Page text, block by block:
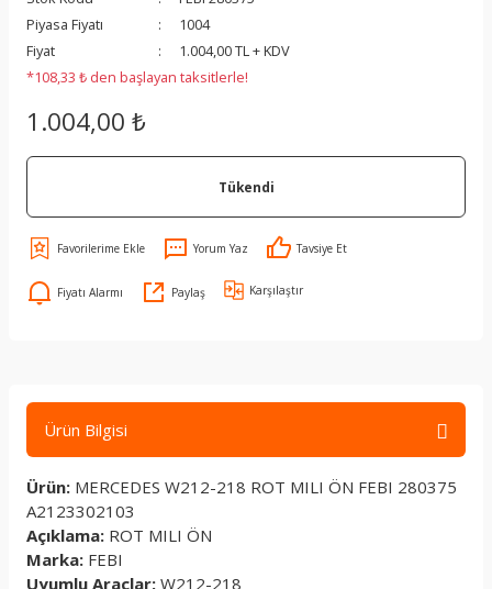
Piyasa Fiyatı
1004
Fiyat
1.004,00 TL + KDV
*108,33 ₺ den başlayan taksitlerle!
1.004,00 ₺
Tükendi
Yorum Yaz Tavsiye Et
Fiyatı Alarmı Paylaş Karşılaştır
Ürün Bilgisi
Ürün: MERCEDES W212-218 ROT MILI ÖN FEBI 280375
A2123302103
Açıklama: ROT MILI ÖN
Marka: FEBI
Uyumlu Araçlar: W212-218